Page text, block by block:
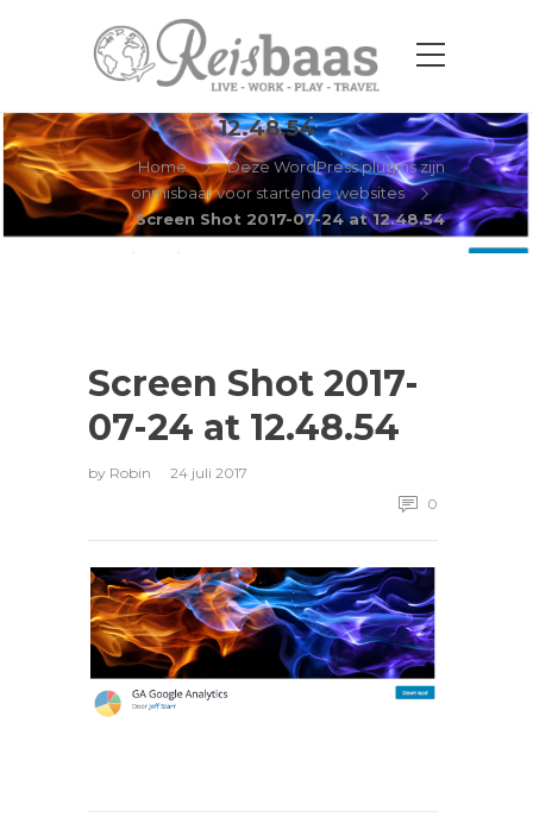
12.48.54
Home
Deze WordPress plugins zijn
onmisbaar voor startende websites
Screen Shot 2017-07-24 at 12.48.54
Screen Shot 2017-
07-24 at 12.48.54
by Robin
24 juli 2017
0